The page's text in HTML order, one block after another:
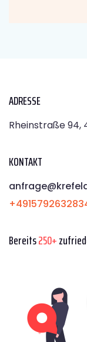
ADRESSE
Rheinstraße 94,
KONTAKT
Bereits250+